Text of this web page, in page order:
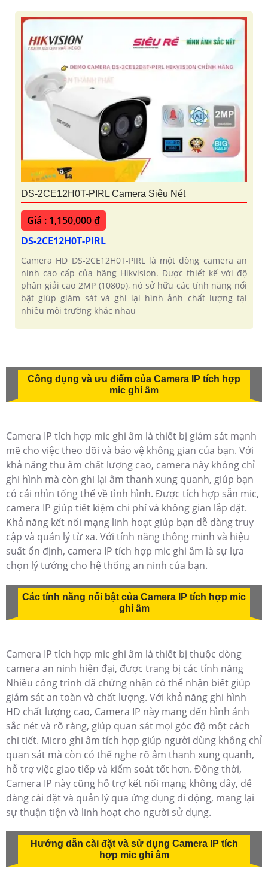
DS-2CE12H0T-PIRL Camera Siêu Nét
Giá : 1,150,000 ₫
DS-2CE12H0T-PIRL
Camera HD DS-2CE12H0T-PIRL là một dòng camera an
ninh cao cấp của hãng Hikvision. Được thiết kế với độ
phân giải cao 2MP (1080p), nó sở hữu các tính năng nổi
bật giúp giám sát và ghi lại hình ảnh chất lượng tại
nhiều môi trường khác nhau
Công dụng và ưu điểm của Camera IP tích hợp
mic ghi âm
Camera IP tích hợp mic ghi âm là thiết bị giám sát mạnh
mẽ cho việc theo dõi và bảo vệ không gian của bạn. Với
khả năng thu âm chất lượng cao, camera này không chỉ
ghi hình mà còn ghi lại âm thanh xung quanh, giúp bạn
có cái nhìn tổng thể về tình hình. Được tích hợp sẵn mic,
camera IP giúp tiết kiệm chi phí và không gian lắp đặt.
Khả năng kết nối mạng linh hoạt giúp bạn dễ dàng truy
cập và quản lý từ xa. Với tính năng thông minh và hiệu
suất ổn định, camera IP tích hợp mic ghi âm là sự lựa
chọn lý tưởng cho hệ thống an ninh của bạn.
Các tính năng nổi bật của Camera IP tích hợp mic
ghi âm
Camera IP tích hợp mic ghi âm là thiết bị thuộc dòng
camera an ninh hiện đại, được trang bị các tính năng
Nhiều công trình đã chứng nhận có thể nhận biết giúp
giám sát an toàn và chất lượng. Với khả năng ghi hình
HD chất lượng cao, Camera IP này mang đến hình ảnh
sắc nét và rõ ràng, giúp quan sát mọi góc độ một cách
chi tiết. Micro ghi âm tích hợp giúp người dùng không chỉ
quan sát mà còn có thể nghe rõ âm thanh xung quanh,
hỗ trợ việc giao tiếp và kiểm soát tốt hơn. Đồng thời,
Camera IP này cũng hỗ trợ kết nối mạng không dây, dễ
dàng cài đặt và quản lý qua ứng dụng di động, mang lại
sự thuận tiện và linh hoạt cho người sử dụng.
Hướng dẫn cài đặt và sử dụng Camera IP tích
hợp mic ghi âm